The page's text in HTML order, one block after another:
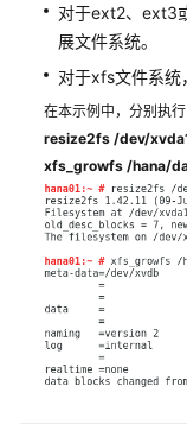
华
云
SAP
on
DB2
安
装
最
佳
践
华
对于ext2、ext3
展文件系统。
对于xfs文件系统
在本示例中，分别执行
resize2fs /dev/
xfs_growfs /hana/